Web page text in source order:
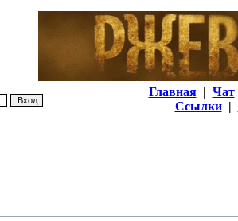
Главная | Чат
Ссылки |